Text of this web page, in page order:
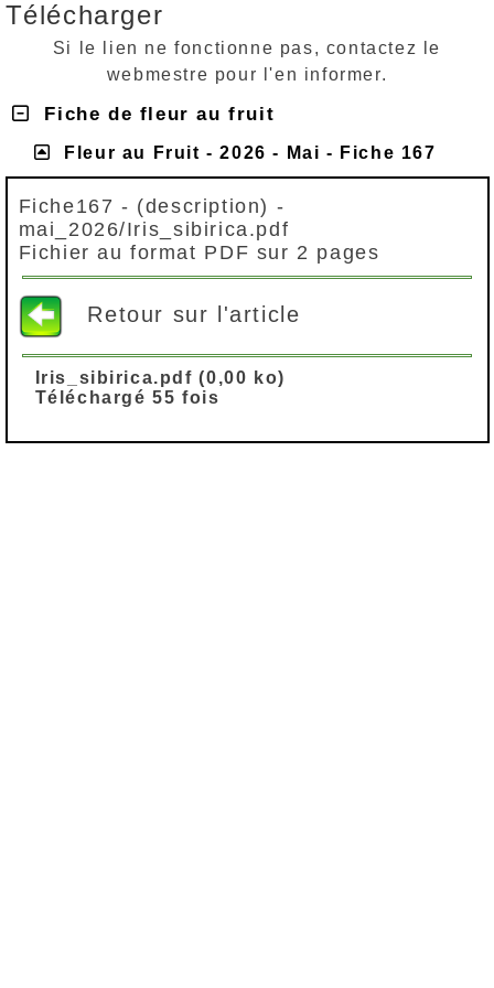
Télécharger
Si le lien ne fonctionne pas, contactez le
webmestre pour l'en informer.
Fiche de fleur au fruit
Fleur au Fruit - 2026 - Mai - Fiche 167
Fiche167 - (description) -
mai_2026/Iris_sibirica.pdf
Fichier au format PDF sur 2 pages
Retour sur l'article
Iris_sibirica.pdf (0,00 ko)
Téléchargé 55 fois